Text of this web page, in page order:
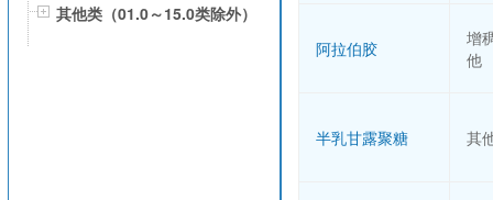
其他类（01.0～15.0类除外）
阿拉伯胶
增
他
半乳甘露聚糖 其